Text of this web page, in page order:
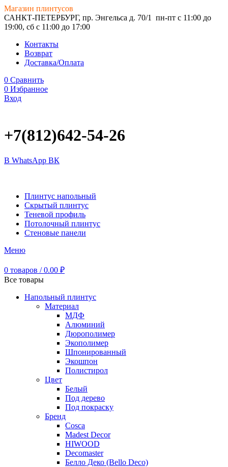
Магазин плинтусов
САНКТ-ПЕТЕРБУРГ, пр. Энгельса д. 70/1
пн-пт с 11:00 до
19:00, сб с 11:00 до 17:00
Контакты
Возврат
Доставка/Оплата
0 Сравнить
0 Избранное
Вход
+7(812)642-54-26
В WhatsApp ВК
Плинтус напольный
Скрытый плинтус
Теневой профиль
Потолочный плинтус
Стеновые панели
Меню
0 товаров / 0.00 ₽
Все товары
Напольный плинтус
Материал
МДФ
Алюминий
Дюрополимер
Экополимер
Шпонированный
Экошпон
Полистирол
Цвет
Белый
Под дерево
Под покраску
Бренд
Cosca
Madest Decor
HIWOOD
Decomaster
Белло Деко (Bello Deco)